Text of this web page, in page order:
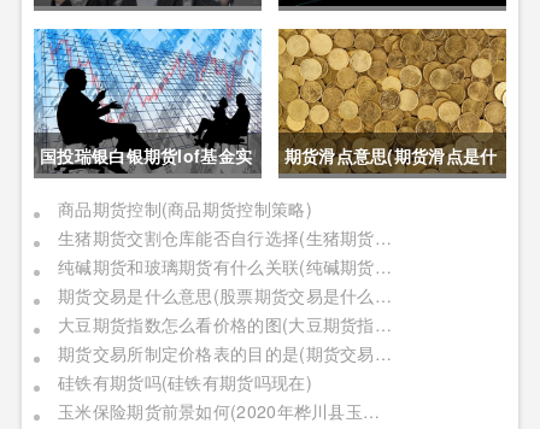
呢(黄金期货是属于国内盘
吗)
价格的影响(苹果期货合约交
割新标准对价格的影响有哪
些)
国投瑞银白银期货lof基金实
时行情(国投瑞银白银期货
lof基金实时行情怎么样)
期货滑点意思(期货滑点是什
么意思)
商品期货控制(商品期货控制策略)
生猪期货交割仓库能否自行选择(生猪期货交割仓库能否自行选择仓位)
纯碱期货和玻璃期货有什么关联(纯碱期货和玻璃期货有什么关联吗)
期货交易是什么意思(股票期货交易是什么意思)
大豆期货指数怎么看价格的图(大豆期货指数怎么看价格的图表)
期货交易所制定价格表的目的是(期货交易所制定价格表的目的是什么)
硅铁有期货吗(硅铁有期货吗现在)
玉米保险期货前景如何(2020年桦川县玉米期货保险)